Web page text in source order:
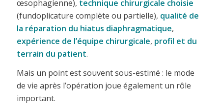
œsophagienne), technique chirurgicale choisie
(fundoplicature complète ou partielle), qualité de
la réparation du hiatus diaphragmatique,
expérience de l’équipe chirurgicale, profil et du
terrain du patient.
Mais un point est souvent sous-estimé : le mode
de vie après l’opération joue également un rôle
important.